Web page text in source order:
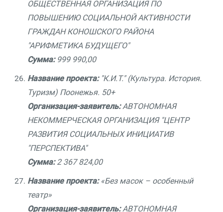
ОБЩЕСТВЕННАЯ ОРГАНИЗАЦИЯ ПО
ПОВЫШЕНИЮ СОЦИАЛЬНОЙ АКТИВНОСТИ
ГРАЖДАН КОНОШСКОГО РАЙОНА
"АРИФМЕТИКА БУДУЩЕГО"
Сумма:999 990,00
Название проекта:"К.И.Т." (Культура. История.
Туризм) Поонежья. 50+
Организация-заявитель:АВТОНОМНАЯ
НЕКОММЕРЧЕСКАЯ ОРГАНИЗАЦИЯ "ЦЕНТР
РАЗВИТИЯ СОЦИАЛЬНЫХ ИНИЦИАТИВ
"ПЕРСПЕКТИВА"
Сумма:2 367 824,00
Название проекта:«Без масок – особенный
театр»
Организация-заявитель:АВТОНОМНАЯ